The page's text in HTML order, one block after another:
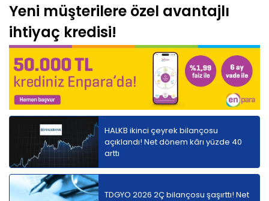
Yeni müşterilere özel avantajlı
ihtiyaç kredisi!
HALKB ikinci çeyrek bilançosu
açıklandı! Net dönem kârı yüzde 40
arttı
TDGYO 2026 2Ç bilançosu şaşırttı! Net